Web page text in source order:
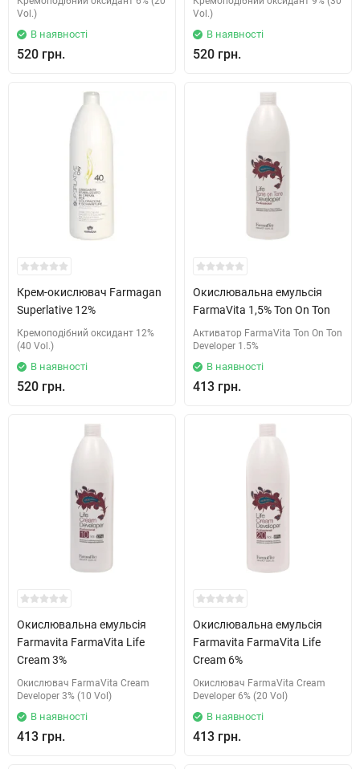
Vol.)
В наявності
520 грн.
Vol.)
В наявності
520 грн.
Крем-окислювач Farmagan
Superlative 12%
Кремоподібний оксидант 12%
(40 Vol.)
В наявності
520 грн.
Окислювальна емульсія
FarmaVita 1,5% Ton On Ton
Активатор FarmaVita Ton On Ton
Developer 1.5%
В наявності
413 грн.
Окислювальна емульсія
Farmavita FarmaVita Life
Cream 3%
Окислювач FarmaVita Cream
Developer 3% (10 Vol)
В наявності
413 грн.
Окислювальна емульсія
Farmavita FarmaVita Life
Cream 6%
Окислювач FarmaVita Cream
Developer 6% (20 Vol)
В наявності
413 грн.